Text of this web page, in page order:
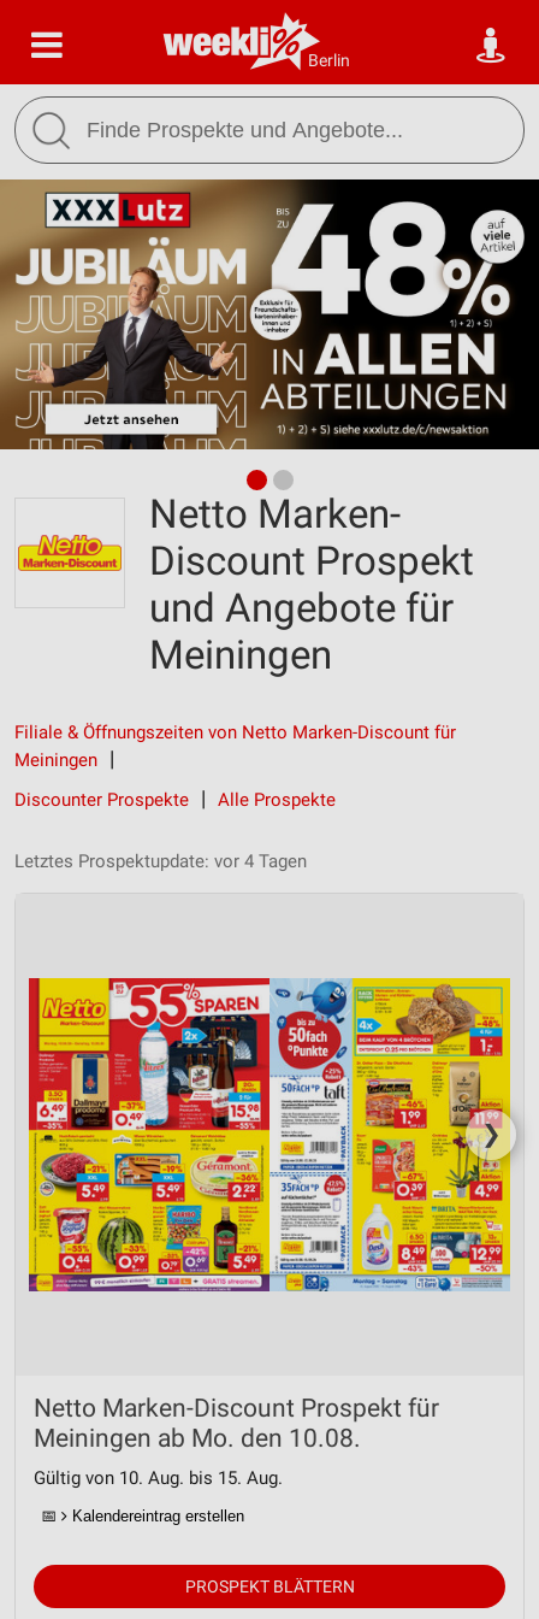
Berlin
Netto Marken-
Discount Prospekt
und Angebote für
Meiningen
Filiale & Öffnungszeiten von Netto Marken-Discount für
Meiningen
Discounter Prospekte
Alle Prospekte
Letztes Prospektupdate: vor 4 Tagen
❯
Netto Marken-Discount Prospekt für
Meiningen ab Mo. den 10.08.
Gültig von 10. Aug. bis 15. Aug.
📅 Kalendereintrag erstellen
PROSPEKT BLÄTTERN